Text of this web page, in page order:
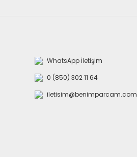
WhatsApp İletişim
0 (850) 302 11 64
iletisim@benimparcam.com